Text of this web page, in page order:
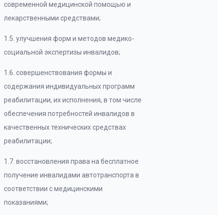
современной медицинской помощью и
лекарственными средствами;
1.5. улучшения форм и методов медико-
социальной экспертизы инвалидов;
1.6. совершенствования формы и
содержания индивидуальных программ
реабилитации, их исполнения, в том числе
обеспечения потребностей инвалидов в
качественных технических средствах
реабилитации;
1.7. восстановления права на бесплатное
получение инвалидами автотранспорта в
соответствии с медицинскими
показаниями;